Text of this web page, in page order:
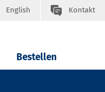
English Kontakt
Bestellen